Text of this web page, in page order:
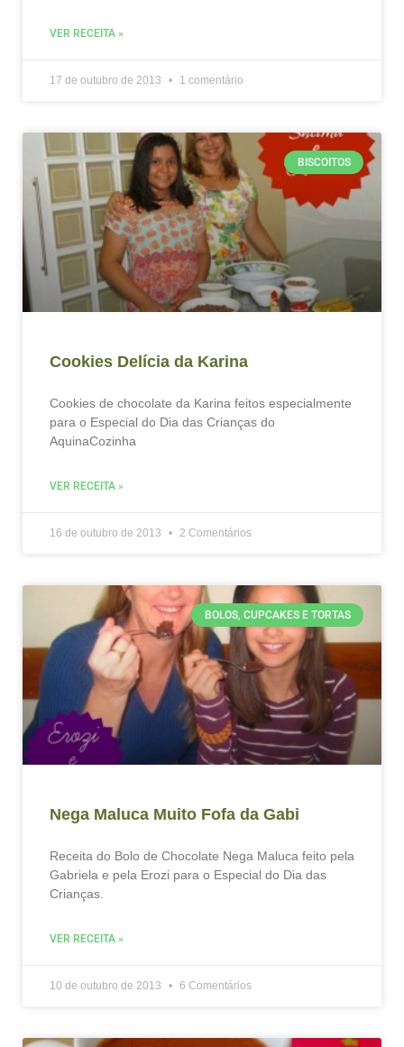
VER RECEITA »
17 de outubro de 2013 1 comentário
BISCOITOS
Cookies Delícia da Karina
Cookies de chocolate da Karina feitos especialmente
para o Especial do Dia das Crianças do
AquinaCozinha
VER RECEITA »
16 de outubro de 2013 2 Comentários
BOLOS, CUPCAKES E TORTAS
Nega Maluca Muito Fofa da Gabi
Receita do Bolo de Chocolate Nega Maluca feito pela
Gabriela e pela Erozi para o Especial do Dia das
Crianças.
VER RECEITA »
10 de outubro de 2013 6 Comentários